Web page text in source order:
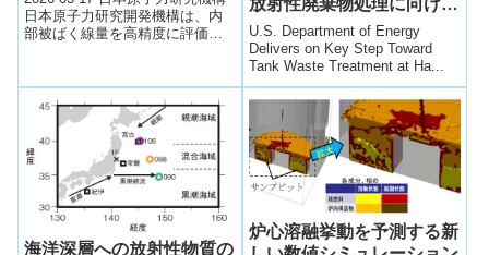
種の線量を評価―
日本原子力研究開発機構は、内
部被ばく線量を高精度に評価す
ICRP2...
放射性廃棄物処理に向けた
重要な進捗
U.S. Department of Energy
Delivers on Key Step Toward
Tank Waste Treatment at Ha...
海洋深層への放射性物質の
炉心溶融挙動を予測する新